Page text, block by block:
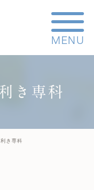
き専科
き専科